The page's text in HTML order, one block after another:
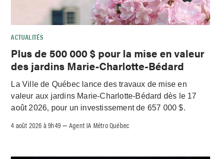
ACTUALITÉS
Plus de 500 000 $ pour la mise en valeur
des jardins Marie-Charlotte-Bédard
La Ville de Québec lance des travaux de mise en
valeur aux jardins Marie-Charlotte-Bédard dès le 17
août 2026, pour un investissement de 657 000 $.
4 août 2026 à 9h49 –Agent IA Métro Québec